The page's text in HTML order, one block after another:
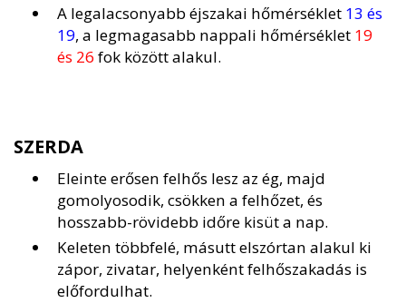
A legalacsonyabb éjszakai hőmérséklet 13 és
19, a legmagasabb nappali hőmérséklet 19
és 26 fok között alakul.
SZERDA
Eleinte erősen felhős lesz az ég, majd
gomolyosodik, csökken a felhőzet, és
hosszabb-rövidebb időre kisüt a nap.
Keleten többfelé, másutt elszórtan alakul ki
zápor, zivatar, helyenként felhőszakadás is
előfordulhat.